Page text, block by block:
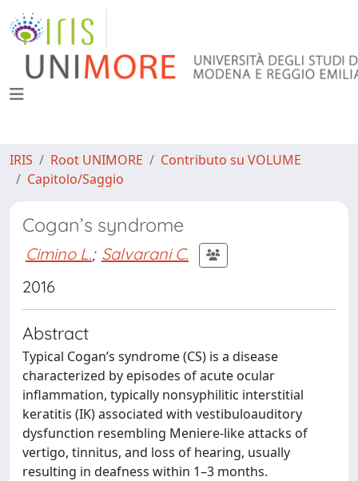
IRIS Root UNIMORE
Contributo su VOLUME
Capitolo/Saggio
Cogan’s syndrome
Cimino L.; Salvarani C.
2016
Abstract
Typical Cogan’s syndrome (CS) is a disease
characterized by episodes of acute ocular
inflammation, typically nonsyphilitic interstitial
keratitis (IK) associated with vestibuloauditory
dysfunction resembling Meniere-like attacks of
vertigo, tinnitus, and loss of hearing, usually
resulting in deafness within 1–3 months.